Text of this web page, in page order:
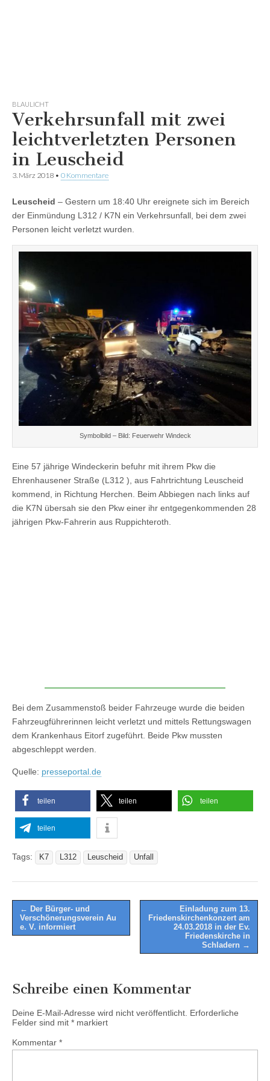
BLAULICHT
Verkehrsunfall mit zwei
leichtverletzten Personen
in Leuscheid
3. März 2018 • 0 Kommentare
Leuscheid – Gestern um 18:40 Uhr ereignete sich im Bereich
der Einmündung L312 / K7N ein Verkehrsunfall, bei dem zwei
Personen leicht verletzt wurden.
Symbolbild – Bild: Feuerwehr Windeck
Eine 57 jährige Windeckerin befuhr mit ihrem Pkw die
Ehrenhausener Straße (L312 ), aus Fahrtrichtung Leuscheid
kommend, in Richtung Herchen. Beim Abbiegen nach links auf
die K7N übersah sie den Pkw einer ihr entgegenkommenden 28
jährigen Pkw-Fahrerin aus Ruppichteroth.
Bei dem Zusammenstoß beider Fahrzeuge wurde die beiden
Fahrzeugführerinnen leicht verletzt und mittels Rettungswagen
dem Krankenhaus Eitorf zugeführt. Beide Pkw mussten
abgeschleppt werden.
Quelle: presseportal.de
teilen teilen teilen
teilen
Tags: K7 L312 Leuscheid Unfall
Post
navigation
← Der Bürger- und
Verschönerungsverein Au
e. V. informiert
Einladung zum 13.
Friedenskirchenkonzert am
24.03.2018 in der Ev.
Friedenskirche in
Schladern →
Schreibe einen Kommentar
Deine E-Mail-Adresse wird nicht veröffentlicht. Erforderliche
Felder sind mit * markiert
Kommentar *